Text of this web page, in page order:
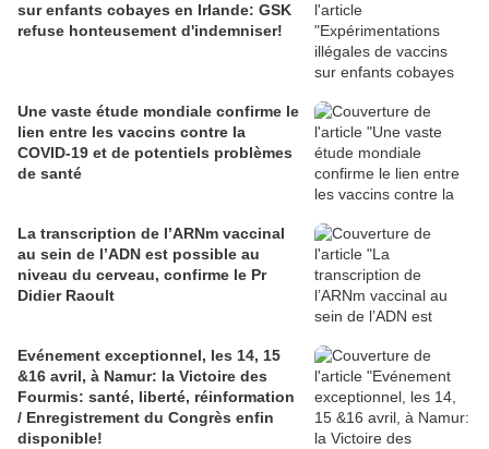
sur enfants cobayes en Irlande: GSK
refuse honteusement d'indemniser!
Une vaste étude mondiale confirme le
lien entre les vaccins contre la
COVID-19 et de potentiels problèmes
de santé
La transcription de l’ARNm vaccinal
au sein de l’ADN est possible au
niveau du cerveau, confirme le Pr
Didier Raoult
Evénement exceptionnel, les 14, 15
&16 avril, à Namur: la Victoire des
Fourmis: santé, liberté, réinformation
/ Enregistrement du Congrès enfin
disponible!